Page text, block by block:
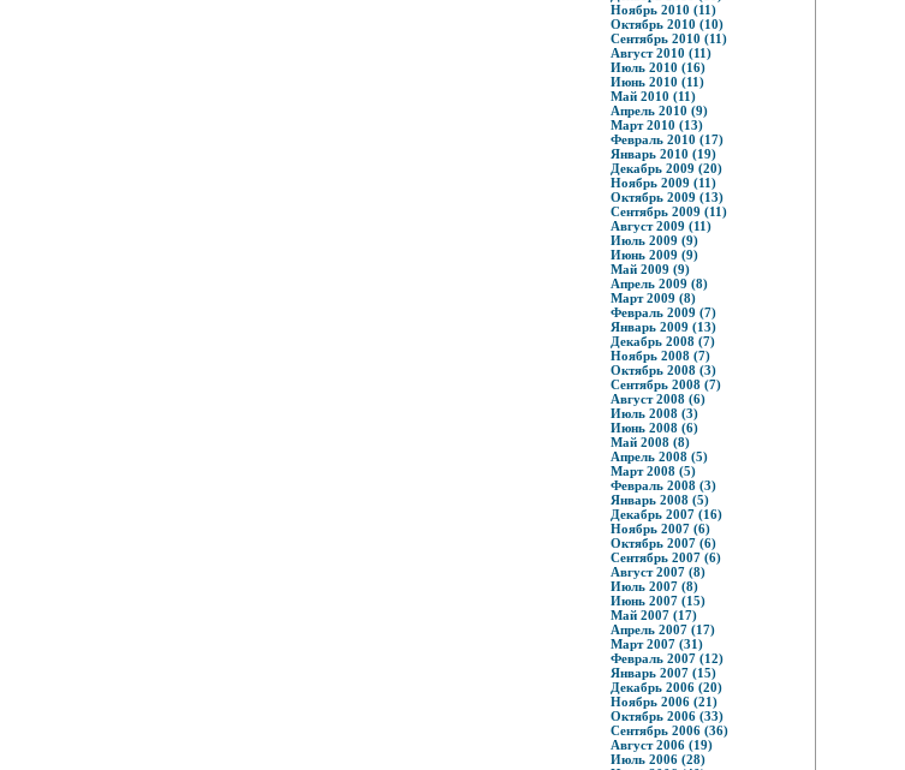
Ноябрь 2010 (11)
Октябрь 2010 (10)
Сентябрь 2010 (11)
Август 2010 (11)
Июль 2010 (16)
Июнь 2010 (11)
Май 2010 (11)
Апрель 2010 (9)
Март 2010 (13)
Февраль 2010 (17)
Январь 2010 (19)
Декабрь 2009 (20)
Ноябрь 2009 (11)
Октябрь 2009 (13)
Сентябрь 2009 (11)
Август 2009 (11)
Июль 2009 (9)
Июнь 2009 (9)
Май 2009 (9)
Апрель 2009 (8)
Март 2009 (8)
Февраль 2009 (7)
Январь 2009 (13)
Декабрь 2008 (7)
Ноябрь 2008 (7)
Октябрь 2008 (3)
Сентябрь 2008 (7)
Август 2008 (6)
Июль 2008 (3)
Июнь 2008 (6)
Май 2008 (8)
Апрель 2008 (5)
Март 2008 (5)
Февраль 2008 (3)
Январь 2008 (5)
Декабрь 2007 (16)
Ноябрь 2007 (6)
Октябрь 2007 (6)
Сентябрь 2007 (6)
Август 2007 (8)
Июль 2007 (8)
Июнь 2007 (15)
Май 2007 (17)
Апрель 2007 (17)
Март 2007 (31)
Февраль 2007 (12)
Январь 2007 (15)
Декабрь 2006 (20)
Ноябрь 2006 (21)
Октябрь 2006 (33)
Сентябрь 2006 (36)
Август 2006 (19)
Июль 2006 (28)